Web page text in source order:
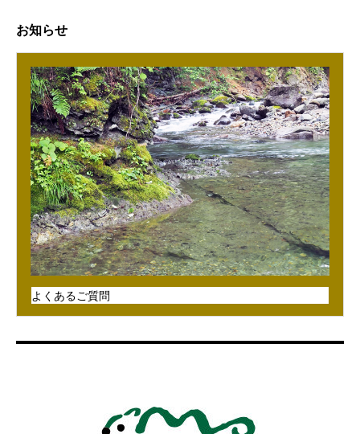
お知らせ
よくあるご質問